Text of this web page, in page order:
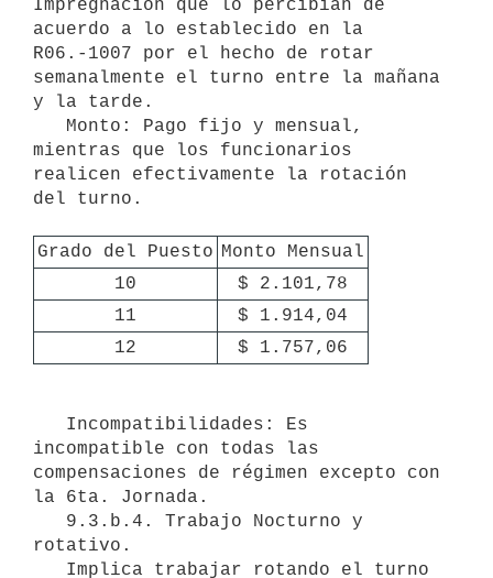
Impregnación que lo percibían de
acuerdo a lo establecido en la
R06.-1007 por el hecho de rotar
semanalmente el turno entre la mañana
y la tarde.
mientras que los funcionarios
realicen efectivamente la rotación
del turno.
Grado del Puesto Monto Mensual
10
$ 2.101,78
11
$ 1.914,04
12
$ 1.757,06
incompatible con todas las
compensaciones de régimen excepto con
la 6ta. Jornada.
rotativo.